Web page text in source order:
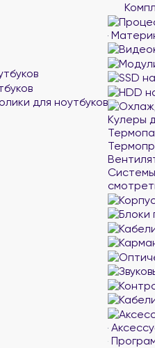
для ноутбуков
Кулеры